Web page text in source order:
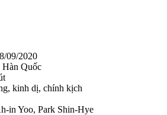
09/2020
Hàn Quốc
kinh dị, chính kịch
in Yoo, Park Shin-Hye